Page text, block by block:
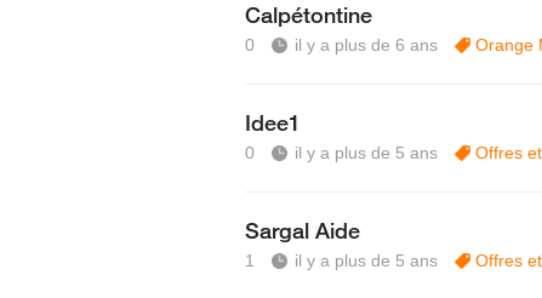
Calpétontine
0 il y a plus de 6 ans Orange
Idee1
0 il y a plus de 5 ans Offres
Sargal Aide
1 il y a plus de 5 ans Offres